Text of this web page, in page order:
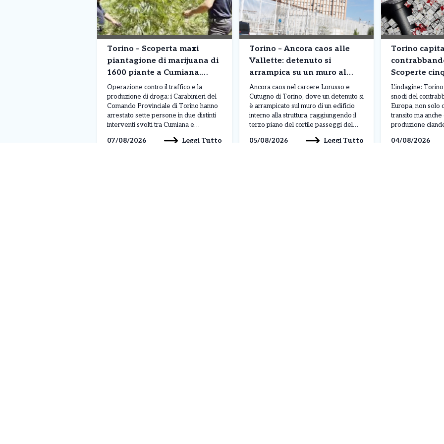
Torino – Scoperta maxi
piantagione di marijuana di
1600 piante a Cumiana.
Sette arresti
Operazione contro il traffico e la
produzione di droga: i Carabinieri del
Comando Provinciale di Torino hanno
arrestato sette persone in due distinti
interventi svolti tra Cumiana e
controlli intensificati per contrastare lo
07/08/2026 Leggi Tutto
Torino – Ancora caos alle
Vallette: detenuto si
arrampica su un muro al
terzo piano. Situazione fuori
controllo
Ancora caos nel carcere Lorusso e
Cutugno di Torino, dove un detenuto si
è arrampicato sul muro di un edificio
interno alla struttura, raggiungendo il
terzo piano del cortile passeggi del
mattinata di lunedì 3 agosto, sarebbe
05/08/2026 Leggi Tutto
Torino
Scoperte
clandestine:
pacchetti
L’indagine:
snodi del
Europa, non solo
transito ma
produzione
Finanza ha
04/08/2026